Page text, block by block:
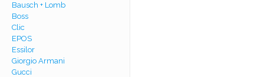
Bausch + Lomb
Boss
Clic
EPOS
Essilor
Giorgio Armani
Gucci